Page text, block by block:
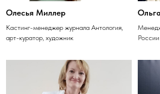
Олесья Миллер
Кастинг-менеджер журнала Антология,
арт-куратор, художник